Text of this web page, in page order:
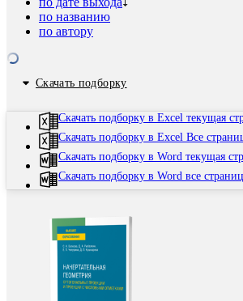
по названию
по автору
Скачать подборку
Скачать подборку в Excel текущая
Скачать подборку в Excel Все
Скачать подборку в Word текущая
Скачать подборку в Word все